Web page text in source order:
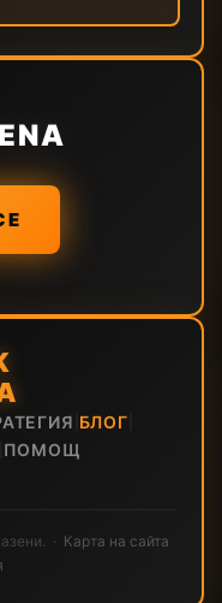
БЛОГ
ПОМОЩ
· Карта на сайта